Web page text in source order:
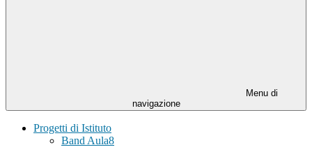
Menu di
navigazione
Progetti di Istituto
Band Aula8